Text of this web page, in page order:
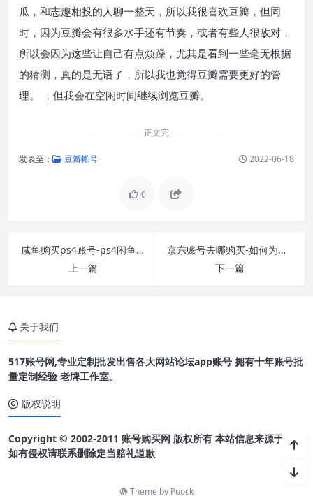
瓜，和志趣相投的人聊一整天，所以我很喜欢豆瓣，但同
时，因为豆瓣会有很多水手还有节奏，或者有些人很敌对，
所以会因为这些让自己有点烦躁，尤其是看到一些毫无根据
的猜测，真的是无语了，所以我也觉得豆瓣需要更好的管
理。 ，但我会在空闲时间继续浏览豆瓣。
正文完
发表至： 豆瓣帐号 2022-06-18
0
咸鱼购买ps4账号-ps4闲鱼靠谱吗
上一篇
京东账号去哪购买-如何为京东账户充值
下一篇
关于我们
517账号网,专业定制批发出售各大网站论坛app账号 拥有十年账号批
量定制经验 老牌工作室。
版权说明
Copyright © 2002-2011 账号购买网 版权所有 本站信息来源于网络
如有侵权请联系删除定当赔礼道歉
Theme by Puock